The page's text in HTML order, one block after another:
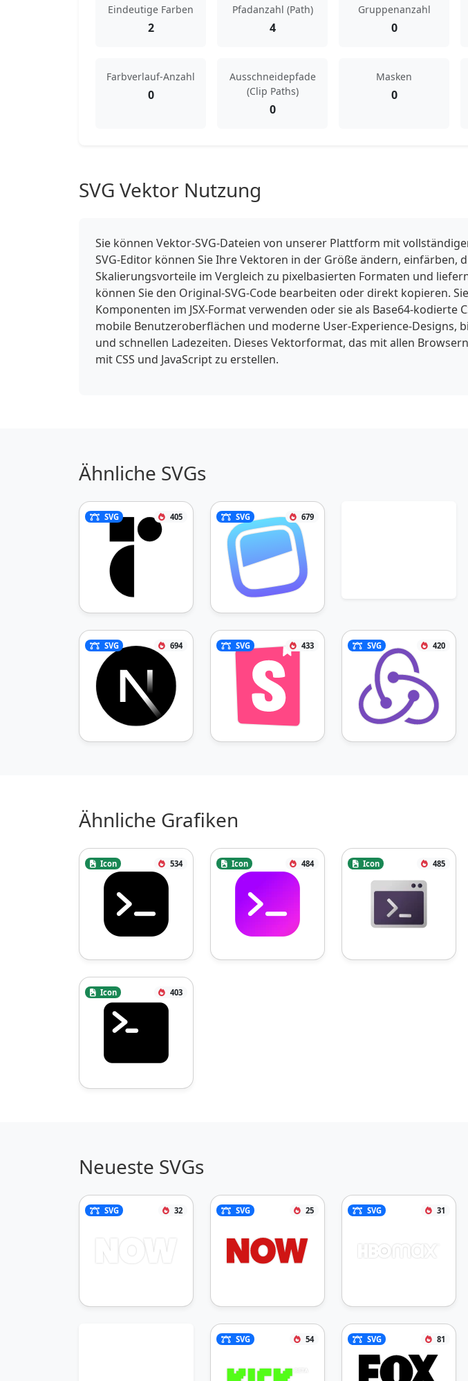
Eindeutige Farben
2
Pfadanzahl (Path)
4
Gruppenanzahl
0
Farbverlauf-Anzahl
0
Ausschneidepfade
(Clip Paths)
0
Masken
0
SVG Vektor Nutzung
Sie können Vektor-SVG-Dateien von unserer Plattform mit
SVG-Editor können Sie Ihre Vektoren in der Größe ändern, einfärben,
Skalierungsvorteile im Vergleich zu pixelbasierten Formaten und
können Sie den Original-SVG-Code bearbeiten oder direkt kopieren.
Komponenten im JSX-Format verwenden oder sie als Base64-
mobile Benutzeroberflächen und moderne User-Experience-Designs,
und schnellen Ladezeiten. Dieses Vektorformat, das mit allen
mit CSS und JavaScript zu erstellen.
Ähnliche SVGs
SVG 405 SVG 679
SVG 694 SVG 433 SVG 420
Ähnliche Grafiken
Icon 534 Icon 484 Icon 485
Icon 403
Neueste SVGs
SVG 32 SVG 25 SVG 31
SVG 54 SVG 81